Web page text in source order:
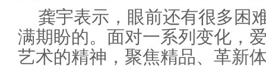
龚宇表示，眼前还有很多困
满期盼的。面对一系列变化，
艺术的精神，聚焦精品、革新